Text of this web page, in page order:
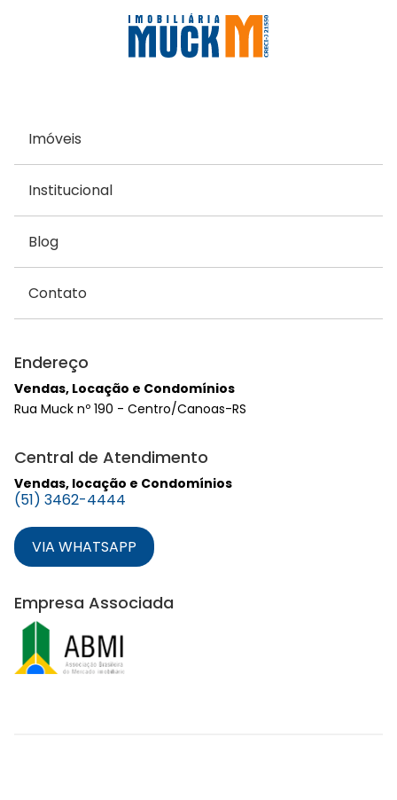
Imóveis
Institucional
Blog
Contato
Endereço
Vendas, Locação e Condomínios
Rua Muck nº 190 - Centro/Canoas-RS
Central de Atendimento
Vendas, locação e Condomínios
(51) 3462-4444
VIA WHATSAPP
Empresa Associada